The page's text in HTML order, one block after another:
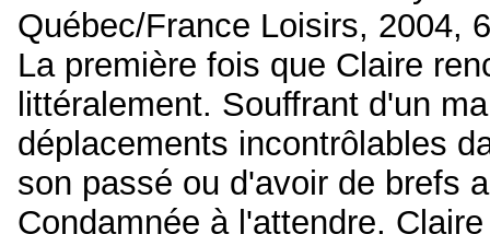
Québec/France Loisirs, 2004,
La première fois que Claire
littéralement. Souffrant d'un
déplacements incontrôlables
son passé ou d'avoir de brefs
Condamnée à l'attendre,